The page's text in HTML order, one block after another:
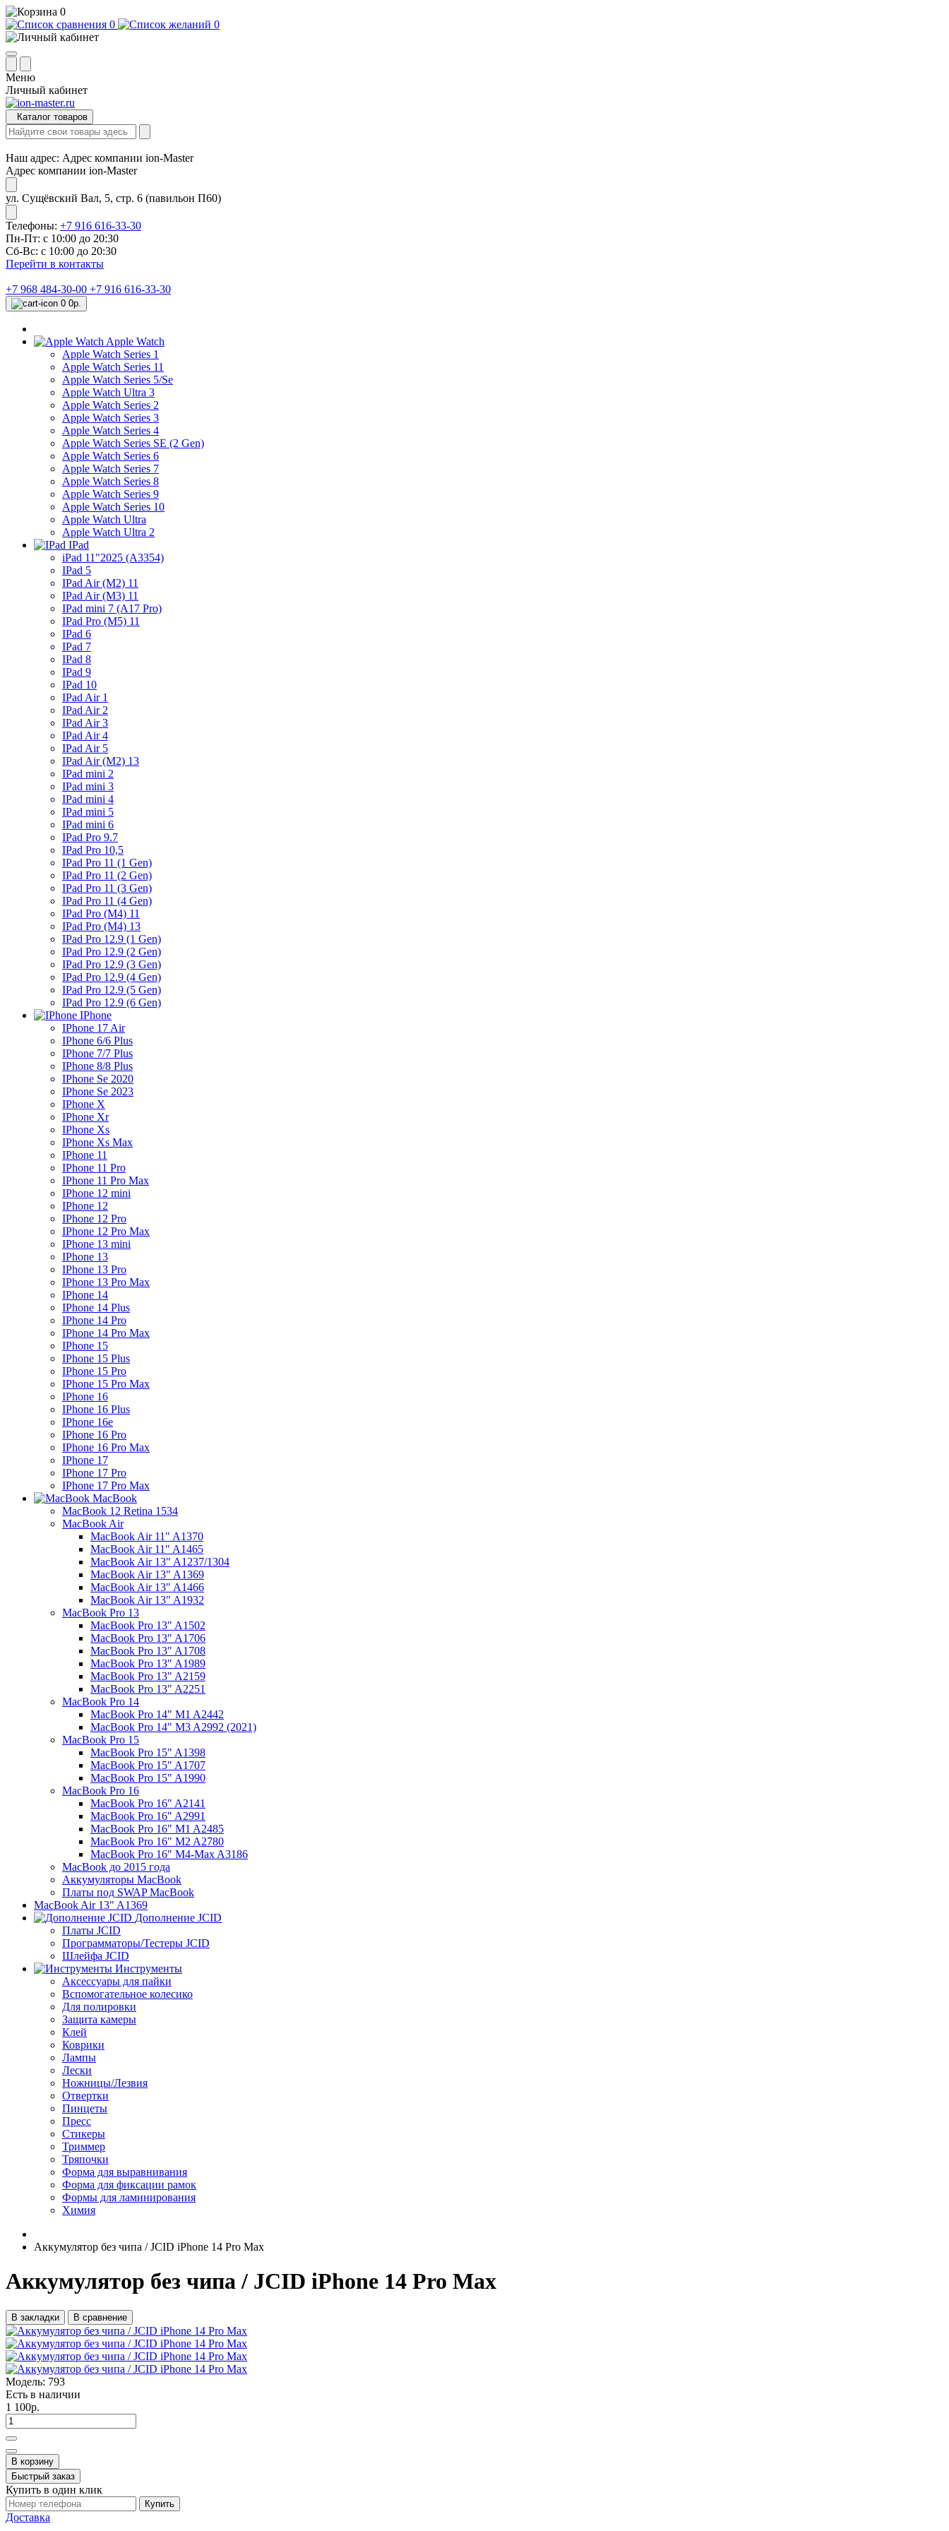
0
0
0
Меню
Личный кабинет
Каталог товаров
Наш адрес: Адрес компании ion-Master
Адрес компании ion-Master
ул. Сущёвский Вал, 5, стр. 6 (павильон П60)
Телефоны: +7 916 616-33-30
Пн-Пт: с 10:00 до 20:30
Сб-Вс: с 10:00 до 20:30
Перейти в контакты
+7 968 484-30-00 +7 916 616-33-30
0 0р.
Apple Watch
Apple Watch Series 1
Apple Watch Series 11
Apple Watch Series 5/Se
Apple Watch Ultra 3
Apple Watch Series 2
Apple Watch Series 3
Apple Watch Series 4
Apple Watch Series SE (2 Gen)
Apple Watch Series 6
Apple Watch Series 7
Apple Watch Series 8
Apple Watch Series 9
Apple Watch Series 10
Apple Watch Ultra
Apple Watch Ultra 2
IPad
iPad 11"2025 (A3354)
IPad 5
IPad Air (M2) 11
IPad Air (M3) 11
IPad mini 7 (A17 Pro)
IPad Pro (M5) 11
IPad 6
IPad 7
IPad 8
IPad 9
IPad 10
IPad Air 1
IPad Air 2
IPad Air 3
IPad Air 4
IPad Air 5
IPad Air (M2) 13
IPad mini 2
IPad mini 3
IPad mini 4
IPad mini 5
IPad mini 6
IPad Pro 9.7
IPad Pro 10,5
IPad Pro 11 (1 Gen)
IPad Pro 11 (2 Gen)
IPad Pro 11 (3 Gen)
IPad Pro 11 (4 Gen)
IPad Pro (M4) 11
IPad Pro (M4) 13
IPad Pro 12.9 (1 Gen)
IPad Pro 12.9 (2 Gen)
IPad Pro 12.9 (3 Gen)
IPad Pro 12.9 (4 Gen)
IPad Pro 12.9 (5 Gen)
IPad Pro 12.9 (6 Gen)
IPhone
IPhone 17 Air
IPhone 6/6 Plus
IPhone 7/7 Plus
IPhone 8/8 Plus
IPhone Se 2020
IPhone Se 2023
IPhone X
IPhone Xr
IPhone Xs
IPhone Xs Max
IPhone 11
IPhone 11 Pro
IPhone 11 Pro Max
IPhone 12 mini
IPhone 12
IPhone 12 Pro
IPhone 12 Pro Max
IPhone 13 mini
IPhone 13
IPhone 13 Pro
IPhone 13 Pro Max
IPhone 14
IPhone 14 Plus
IPhone 14 Pro
IPhone 14 Pro Max
IPhone 15
IPhone 15 Plus
IPhone 15 Pro
IPhone 15 Pro Max
IPhone 16
IPhone 16 Plus
IPhone 16e
IPhone 16 Pro
IPhone 16 Pro Max
IPhone 17
IPhone 17 Pro
IPhone 17 Pro Max
MacBook
MacBook 12 Retina 1534
MacBook Air
MacBook Air 11" A1370
MacBook Air 11" A1465
MacBook Air 13" A1237/1304
MacBook Air 13" A1369
MacBook Air 13" A1466
MacBook Air 13" A1932
MacBook Pro 13
MacBook Pro 13" A1502
MacBook Pro 13" A1706
MacBook Pro 13" A1708
MacBook Pro 13" A1989
MacBook Pro 13" A2159
MacBook Pro 13" A2251
MacBook Pro 14
MacBook Pro 14" M1 A2442
MacBook Pro 14" M3 A2992 (2021)
MacBook Pro 15
MacBook Pro 15" A1398
MacBook Pro 15" A1707
MacBook Pro 15" A1990
MacBook Pro 16
MacBook Pro 16" A2141
MacBook Pro 16" A2991
MacBook Pro 16" M1 A2485
MacBook Pro 16" M2 A2780
MacBook Pro 16" M4-Max A3186
MacBook до 2015 года
Аккумуляторы MacBook
Платы под SWAP MacBook
MacBook Air 13" A1369
Дополнение JCID
Платы JCID
Программаторы/Тестеры JCID
Шлейфа JCID
Инструменты
Аксессуары для пайки
Вспомогательное колесико
Для полировки
Защита камеры
Клей
Коврики
Лампы
Лески
Ножницы/Лезвия
Отвертки
Пинцеты
Пресс
Стикеры
Триммер
Тряпочки
Форма для выравнивания
Форма для фиксации рамок
Формы для ламинирования
Химия
Аккумулятор без чипа / JCID iPhone 14 Pro Max
Аккумулятор без чипа / JCID iPhone 14 Pro Max
В закладки В сравнение
Модель: 793
Есть в наличии
1 100р.
В корзину
Быстрый заказ
Купить в один клик
Купить
Доставка